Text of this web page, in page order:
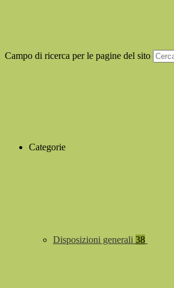
Campo di ricerca per le pagine del sito
Categorie
Disposizioni generali 38